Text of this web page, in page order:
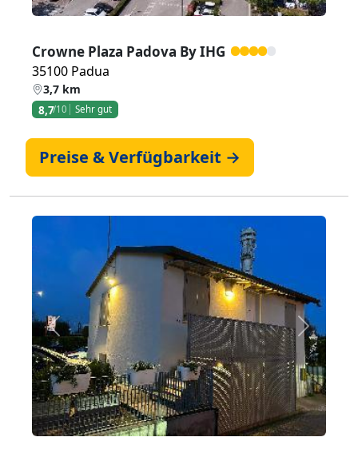
Crowne Plaza Padova By IHG
35100 Padua
3,7 km
8,7/10 Sehr gut
Preise & Verfügbarkeit →
Zurück Weiter